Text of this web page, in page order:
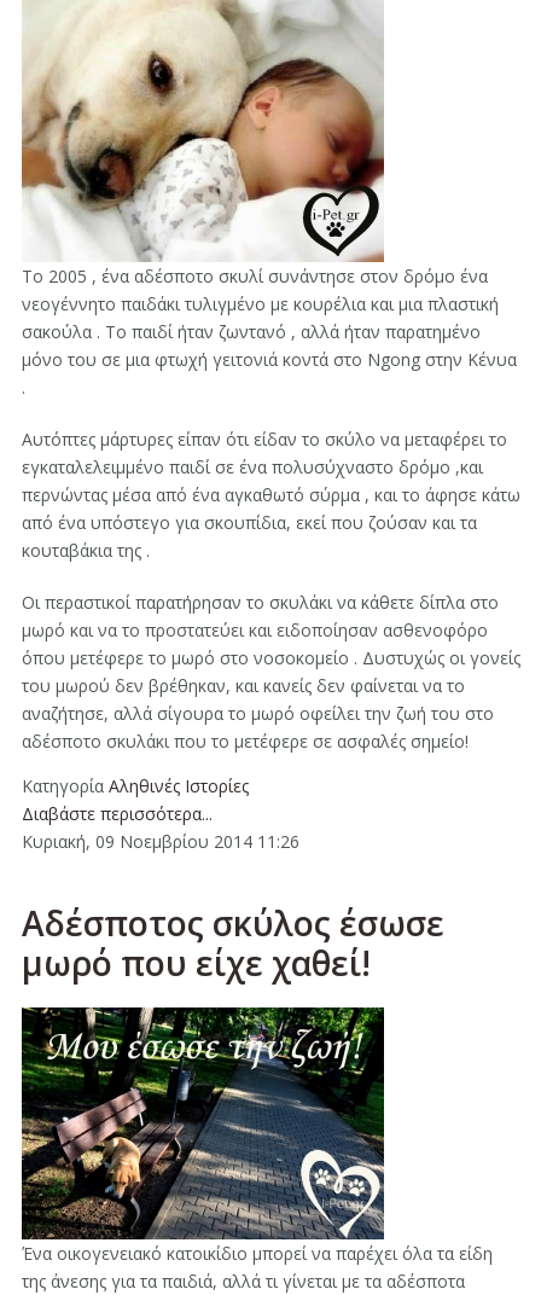
Το 2005 , ένα αδέσποτο σκυλί συνάντησε στον δρόμο ένα
νεογέννητο παιδάκι τυλιγμένο με κουρέλια και μια πλαστική
σακούλα . Το παιδί ήταν ζωντανό , αλλά ήταν παρατημένο
μόνο του σε μια φτωχή γειτονιά κοντά στο Ngong στην Κένυα
.
Αυτόπτες μάρτυρες είπαν ότι είδαν το σκύλο να μεταφέρει το
εγκαταλελειμμένο παιδί σε ένα πολυσύχναστο δρόμο ,και
περνώντας μέσα από ένα αγκαθωτό σύρμα , και το άφησε κάτω
από ένα υπόστεγο για σκουπίδια, εκεί που ζούσαν και τα
κουταβάκια της .
Οι περαστικοί παρατήρησαν το σκυλάκι να κάθετε δίπλα στο
μωρό και να το προστατεύει και ειδοποίησαν ασθενοφόρο
όπου μετέφερε το μωρό στο νοσοκομείο . Δυστυχώς οι γονείς
του μωρού δεν βρέθηκαν, και κανείς δεν φαίνεται να το
αναζήτησε, αλλά σίγουρα το μωρό οφείλει την ζωή του στο
αδέσποτο σκυλάκι που το μετέφερε σε ασφαλές σημείο!
Κατηγορία Αληθινές Ιστορίες
Διαβάστε περισσότερα...
Κυριακή, 09 Νοεμβρίου 2014 11:26
Αδέσποτος σκύλος έσωσε
μωρό που είχε χαθεί!
Ένα οικογενειακό κατοικίδιο μπορεί να παρέχει όλα τα είδη
της άνεσης για τα παιδιά, αλλά τι γίνεται με τα αδέσποτα